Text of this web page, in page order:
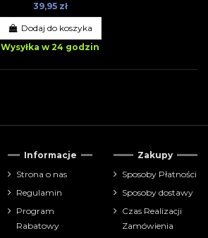
39,95 zł
Dodaj do koszyka
Wysyłka w 24 godzin
Informacje
Strona o nas
Regulamin
Program
Rabatowy
Zakupy
Sposoby Płatności
Sposoby dostawy
Czas Realizacji
Zamówienia